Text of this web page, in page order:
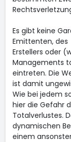
Es gibt keine
Emittenten, des
Erstellers oder
Managements
eintreten. Die
ist damit
Wie bei jedem
hier die Gefahr
Totalverlustes.
dynamischen
einem